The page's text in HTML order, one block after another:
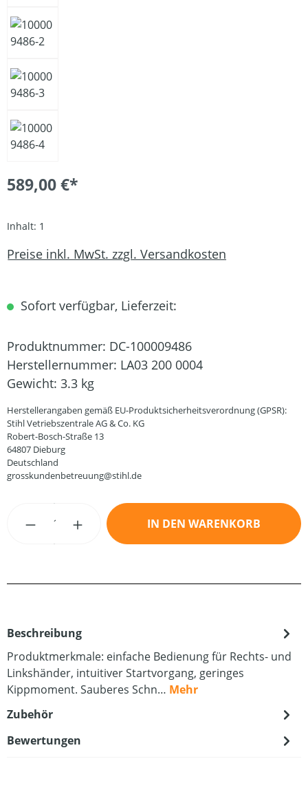
589,00 €*
Inhalt: 1
Preise inkl. MwSt. zzgl. Versandkosten
Sofort verfügbar, Lieferzeit:
Produktnummer: DC-100009486
Herstellernummer: LA03 200 0004
Gewicht: 3.3 kg
Herstellerangaben gemäß EU-Produktsicherheitsverordnung (GPSR):
Stihl Vetriebszentrale AG & Co. KG
Robert-Bosch-Straße 13
64807 Dieburg
Deutschland
grosskundenbetreuung@stihl.de
Produkt Anzahl: Gib den gewünschten
IN DEN WARENKORB
Beschreibung
Produktmerkmale: einfache Bedienung für Rechts- und
Linkshänder, intuitiver Startvorgang, geringes
Kippmoment. Sauberes Schn… Mehr
Zubehör
Bewertungen